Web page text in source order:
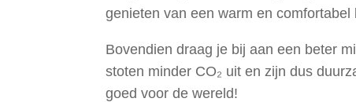
genieten van een warm en comfortabel
Bovendien draag je bij aan een beter
stoten minder CO₂ uit en zijn dus
goed voor de wereld!